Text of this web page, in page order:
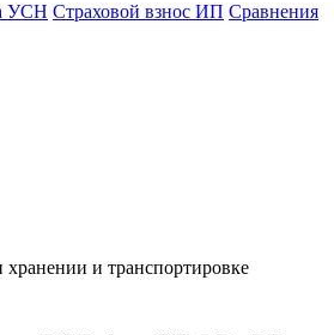
УСН Страховой взнос ИП Сравнения
и транспортировке